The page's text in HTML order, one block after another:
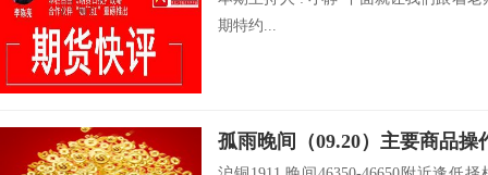
期特约...
孤雨晚间（09.20）主要商品操